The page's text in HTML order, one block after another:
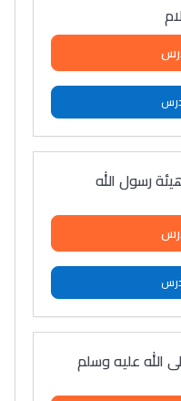
رسول الله
الله عليه وسلم